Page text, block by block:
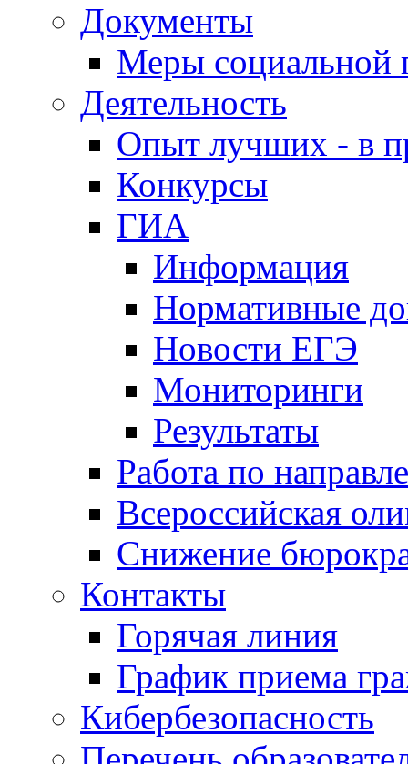
Документы
Меры социальной
Деятельность
Опыт лучших - в
Конкурсы
ГИА
Информация
Нормативные
Новости ЕГЭ
Мониторинги
Результаты
Работа по
Всероссийская
Снижение
Контакты
Горячая линия
График приема
Кибербезопасность